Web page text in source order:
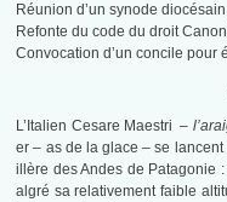
Réunion d’un synode
Refonte du code du droit
Convocation d’un concile pour
L’Italien Cesare Maestri –
er – as de la glace – se
illère des Andes de Patagonie
algré sa relativement faible